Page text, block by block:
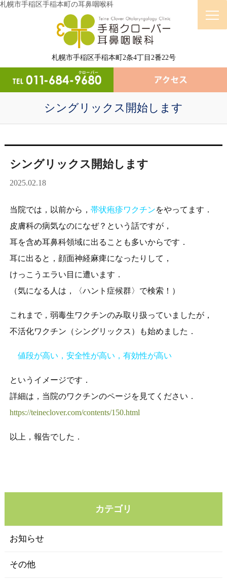
札幌市手稲区手稲本町の耳鼻咽喉科
札幌市手稲区手稲本町2条4丁目2番22号
シングリックス開始します
シングリックス開始します
2025.02.18
当院では，以前から， 帯状疱疹ワクチンをやってます．
皮膚科の病気なのになぜ？という話ですが，
耳を含め耳鼻科領域に出ることも多いからです．
耳に出ると，顔面神経麻痺になったりして，
けっこうエラい目に遭います．
（気になる人は，〈ハント症候群〉で検索！）
これまで，弱毒生ワクチンのみ取り扱っていましたが，
不活化ワクチン（シングリックス）も始めました．
値段が高い，安全性が高い，有効性が高い
というイメージです．
詳細は，当院のワクチンのページを見てください．
https://teineclover.com/contents/150.html
以上，報告でした．
カテゴリ
お知らせ
その他